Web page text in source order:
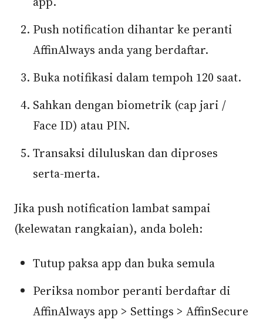
Push notification dihantar ke peranti
AffinAlways anda yang berdaftar.
Buka notifikasi dalam tempoh 120 saat.
Sahkan dengan biometrik (cap jari /
Face ID) atau PIN.
Transaksi diluluskan dan diproses
serta-merta.
Jika push notification lambat sampai
(kelewatan rangkaian), anda boleh:
Tutup paksa app dan buka semula
Periksa nombor peranti berdaftar di
AffinAlways app > Settings > AffinSecure